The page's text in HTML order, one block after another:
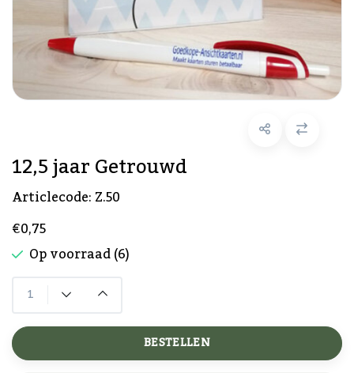
12,5 jaar Getrouwd
Articlecode:Z.50
€0,75
Op voorraad (6)
BESTELLEN